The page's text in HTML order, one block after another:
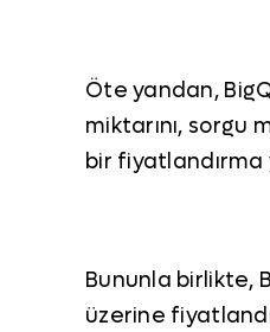
Öte yandan,
miktarını, sorgu
bir fiyatlandırma
Bununla birlikte,
üzerine